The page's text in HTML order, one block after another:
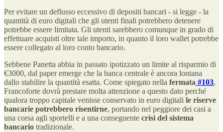
Per evitare un deflusso eccessivo di depositi bancari - si legge - la
quantità di euro digitali che gli utenti finali potrebbero detenere
potrebbe essere limitata. Gli utenti sarebbero comunque in grado di
effettuare acquisti oltre tale importo, in quanto il loro wallet potrebbe
essere collegato al loro conto bancario.
Sebbene Panetta abbia in passato ipotizzato un limite al risparmio di
€3000, dal paper emerge che la banca centrale è ancora lontana
dallo stabilire la quantità esatta. Come spiegato nella fermata #103,
Francoforte dovrà prestare molta attenzione a questo dato perché
qualora troppo capitale venisse conservato in euro digitali le riserve
bancarie potrebbero risentirne, portando nel peggiore dei casi a
una corsa agli sportelli e a una conseguente crisi del sistema
bancario tradizionale.